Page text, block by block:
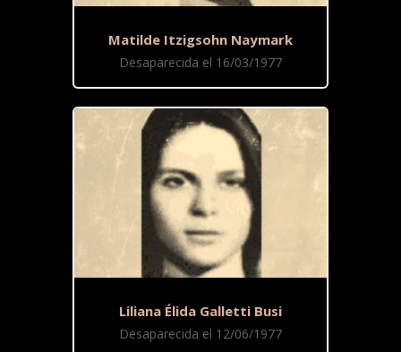
Matilde Itzigsohn Naymark
Desaparecida el 16/03/1977
Liliana Élida Galletti Busi
Desaparecida el 12/06/1977